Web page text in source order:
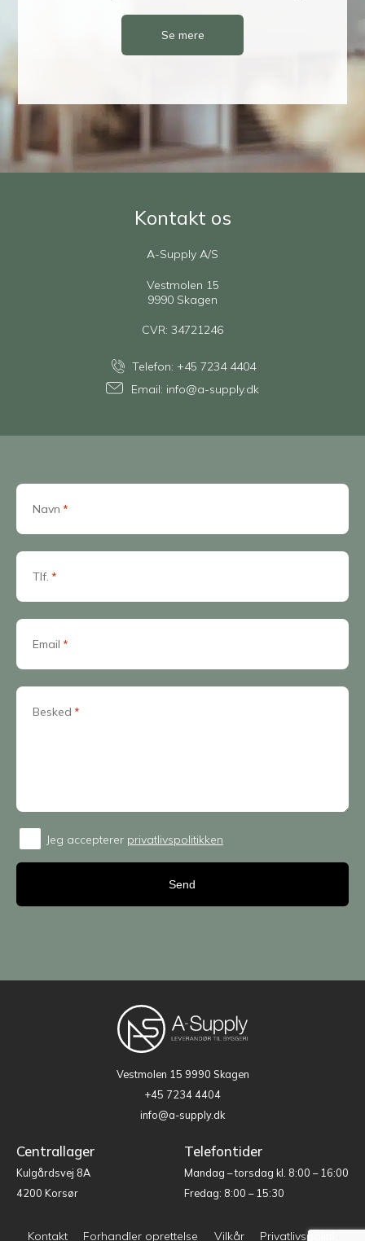
Se mere
Navn *
Tlf. *
Email *
Besked *
Consent
Jeg accepterer privatlivspolitikken
Kontakt os
A-Supply A/S
Vestmolen 15
9990 Skagen
CVR: 34721246
Telefon: +45 7234 4404
Email: info@a-supply.dk
Vestmolen 15 9990 Skagen
+45 7234 4404
info@a-supply.dk
Centrallager
Kulgårdsvej 8A
4200 Korsør
Telefontider
Mandag – torsdag kl. 8:00 – 16:00
Fredag: 8:00 – 15:30
Kontakt Forhandler oprettelse Vilkår Privatlivspolitik